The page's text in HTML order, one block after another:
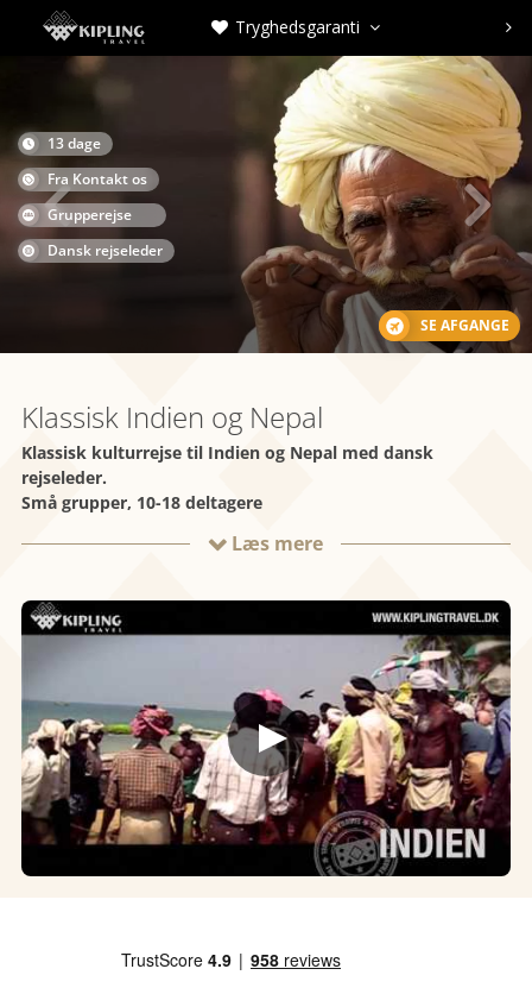
 Tryghedsgaranti  
13 dage
Fra Kontakt os
Grupperejse
Dansk rejseleder
SE AFGANGE
 
Klassisk Indien og Nepal
Klassisk kulturrejse til Indien og Nepal med dansk
rejseleder.
Små grupper, 10-18 deltagere
 Læs mere